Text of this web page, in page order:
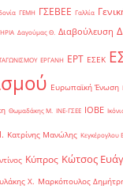
ΓΕΜΗ ΓΣΕΒΕΕ Γαλλία
Δαγούμας Θ. Διαβούλευση
ΕΡΓΑΝΗ ΕΡΤ ΕΣΕΚ
Ευρωπαϊκή Ένωση
Θωμαδάκης Μ. ΙΝΕ-ΓΣΕΕ ΙΟΒΕ
Κατρίνης Μανώλης Κεγκέρογλου
Κύπρος Κώτσος
Χ. Μαρκόπουλος